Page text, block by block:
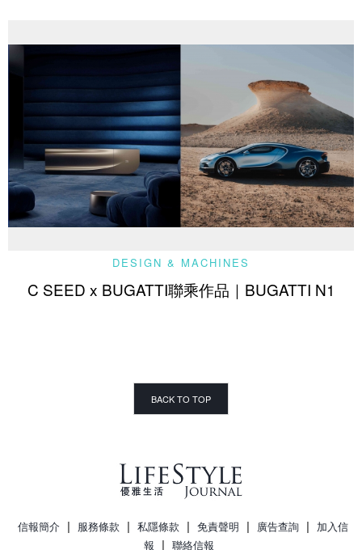
DESIGN & MACHINES
C SEED x BUGATTI聯乘作品｜BUGATTI N1
BACK TO TOP
信報簡介 | 服務條款 | 私隱條款 | 免責聲明 | 廣告查詢 | 加入信
報 | 聯絡信報